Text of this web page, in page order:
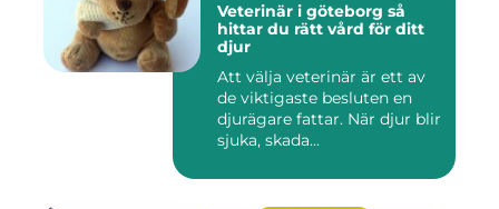
Veterinär i göteborg så
hittar du rätt vård för ditt
djur
Att välja veterinär är ett av
de viktigaste besluten en
djurägare fattar. När djur blir
sjuka, skada...